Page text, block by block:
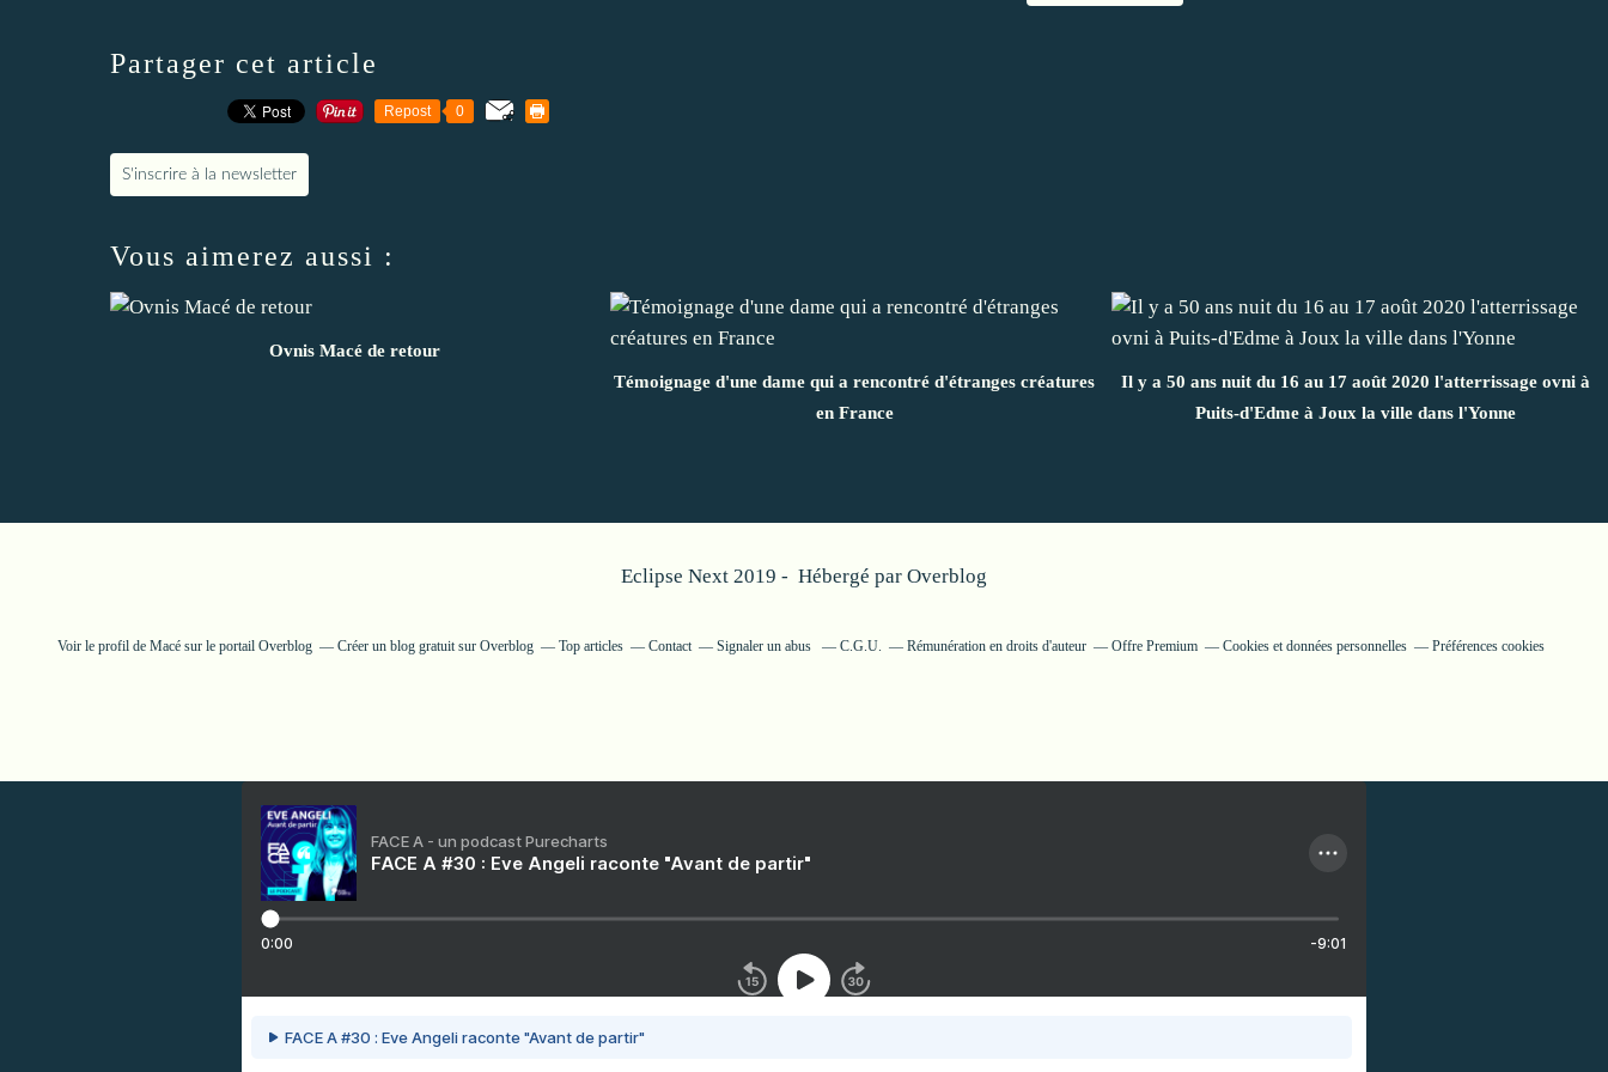
Partager cet article
Repost 0
S'inscrire à la newsletter
Vous aimerez aussi :
Ovnis Macé de retour
Témoignage d'une dame qui a rencontré d'étranges créatures
en France
Il y a 50 ans nuit du 16 au 17 août 2020 l'atterrissage ovni à
Puits-d'Edme à Joux la ville dans l'Yonne
Eclipse Next 2019 - Hébergé par Overblog
Voir le profil de Macésur le portail Overblog Créer un blog gratuit sur Overblog Top articles Contact Signaler un abus C.G.U. Rémunération en droits d'auteur Offre Premium Cookies et données personnelles Préférences cookies
FACE A - un podcast Purecharts
FACE A #30 : Eve Angeli raconte "Avant de partir"
0:00 -9:01
FACE A #30 : Eve Angeli raconte "Avant de partir"